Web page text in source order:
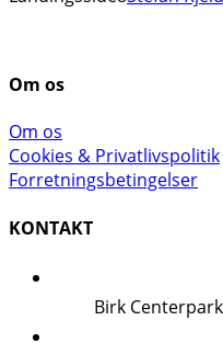
Om os
Om os
Cookies & Privatlivspolitik
Forretningsbetingelser
KONTAKT
Birk